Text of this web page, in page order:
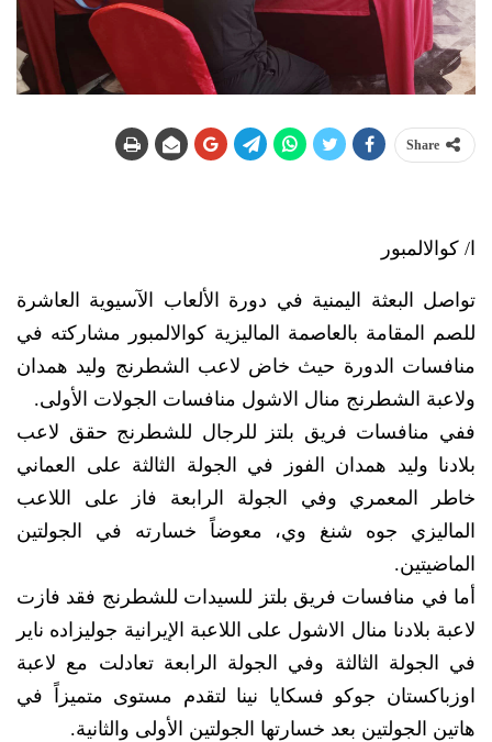
Share
ا/ كوالالمبور
تواصل البعثة اليمنية في دورة الألعاب الآسيوية العاشرة
للصم المقامة بالعاصمة الماليزية كوالالمبور مشاركته في
منافسات الدورة حيث خاض لاعب الشطرنج وليد همدان
ولاعبة الشطرنج منال الاشول منافسات الجولات الأولى.
ففي منافسات فريق بلتز للرجال للشطرنج حقق لاعب
بلادنا وليد همدان الفوز في الجولة الثالثة على العماني
خاطر المعمري وفي الجولة الرابعة فاز على اللاعب
الماليزي جوه شنغ وي، معوضاً خسارته في الجولتين
الماضيتين.
أما في منافسات فريق بلتز للسيدات للشطرنج فقد فازت
لاعبة بلادنا منال الاشول على اللاعبة الإيرانية جوليزاده ناير
في الجولة الثالثة وفي الجولة الرابعة تعادلت مع لاعبة
اوزباكستان جوكو فسكايا نينا لتقدم مستوى متميزاً في
هاتين الجولتين بعد خسارتها الجولتين الأولى والثانية.